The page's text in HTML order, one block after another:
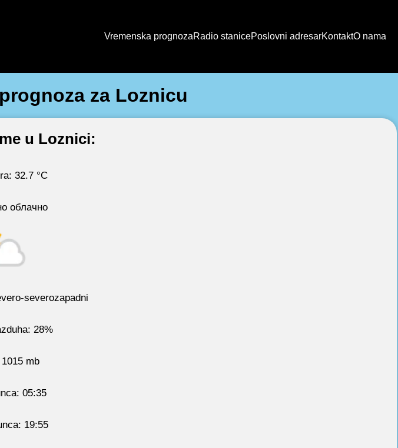
Vremenska prognozaRadio stanicePoslovni adresarKontaktO nama
za Loznicu
u Loznici:
32.7 °C
облачно
severozapadni
28%
mb
05:35
19:55